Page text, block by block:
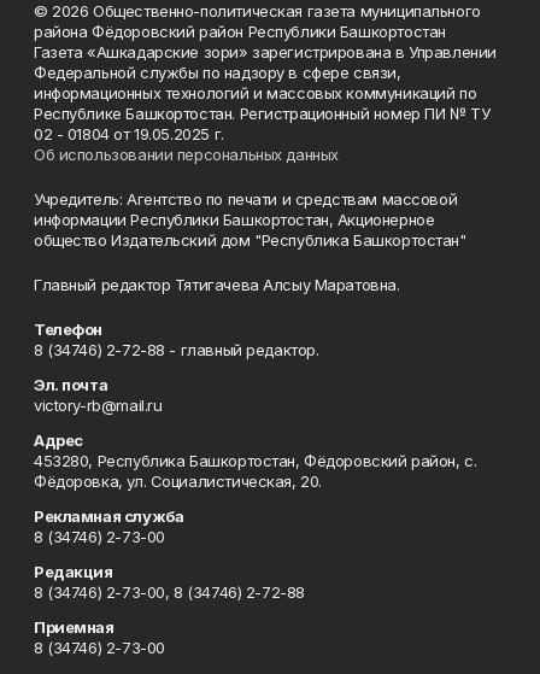
© 2026 Общественно-политическая газета муниципального
района Фёдоровский район Республики Башкортостан
Газета «Ашкадарские зори» зарегистрирована в Управлении
Федеральной службы по надзору в сфере связи,
информационных технологий и массовых коммуникаций по
Республике Башкортостан. Регистрационный номер ПИ № ТУ
02 - 01804 от 19.05.2025 г.
Об использовании персональных данных
Учредитель: Агентство по печати и средствам массовой
информации Республики Башкортостан, Акционерное
общество Издательский дом "Республика Башкортостан"
Главный редактор Тятигачева Алсыу Маратовна.
Телефон
8 (34746) 2-72-88 - главный редактор.
Эл. почта
victory-rb@mail.ru
Адрес
453280, Республика Башкортостан, Фёдоровский район, с.
Фёдоровка, ул. Социалистическая, 20.
Рекламная служба
8 (34746) 2-73-00
Редакция
8 (34746) 2-73-00, 8 (34746) 2-72-88
Приемная
8 (34746) 2-73-00